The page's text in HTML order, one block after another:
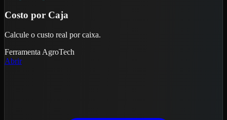
Costo por Caja
Calcule o custo real por caixa.
Ferramenta AgroTech
Abrir